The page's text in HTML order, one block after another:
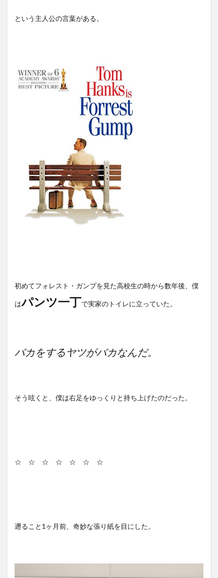
という主人公の言葉がある。
初めてフォレスト・ガンプを見た高校生の時から数年後、僕
はパンツ一丁で実家のトイレに立っていた。
バカをするヤツがバカなんだ。
そう呟くと、僕は右足をゆっくりと持ち上げたのだった。
☆ ☆ ☆ ☆ ☆ ☆ ☆
遡ること1ヶ月前、奇妙な張り紙を目にした。